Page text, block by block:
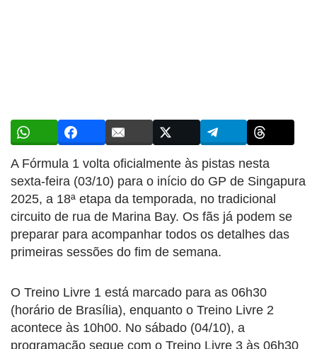
A Fórmula 1 volta oficialmente às pistas nesta
sexta-feira (03/10) para o início do GP de Singapura
2025, a 18ª etapa da temporada, no tradicional
circuito de rua de Marina Bay. Os fãs já podem se
preparar para acompanhar todos os detalhes das
primeiras sessões do fim de semana.
O Treino Livre 1 está marcado para as 06h30
(horário de Brasília), enquanto o Treino Livre 2
acontece às 10h00. No sábado (04/10), a
programação segue com o Treino Livre 3 às 06h30